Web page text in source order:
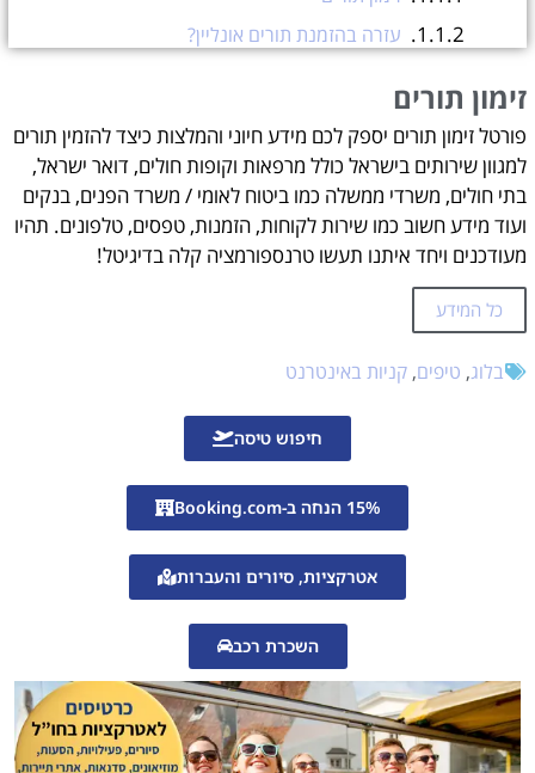
עזרה בהזמנת תורים אונליין?
זימון תורים
פורטל זימון תורים יספק לכם מידע חיוני והמלצות כיצד להזמין תורים
למגוון שירותים בישראל כולל מרפאות וקופות חולים, דואר ישראל,
בתי חולים, משרדי ממשלה כמו ביטוח לאומי / משרד הפנים, בנקים
ועוד מידע חשוב כמו שירות לקוחות, הזמנות, טפסים, טלפונים. תהיו
מעודכנים ויחד איתנו תעשו טרנספורמציה קלה בדיגיטל!
כל המידע
בלוג, טיפים, קניות באינטרנט
חיפוש טיסה
15% הנחה ב-Booking.com
אטרקציות, סיורים והעברות
השכרת רכב